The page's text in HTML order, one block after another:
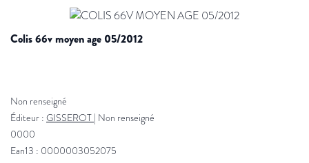
colis 66v moyen age 05/2012
Non renseigné
Éditeur : GISSEROT | Non renseigné
0000
Ean13 : 0000003052075